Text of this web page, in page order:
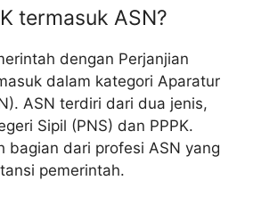
termasuk ASN?
dengan Perjanjian
dalam kategori Aparatur
ASN terdiri dari dua jenis,
Sipil (PNS) dan PPPK.
bagian dari profesi ASN yang
pemerintah.